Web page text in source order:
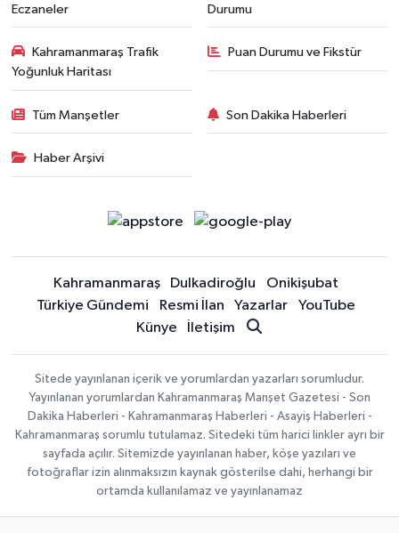
Eczaneler
Durumu
Kahramanmaraş Trafik
Yoğunluk Haritası
Puan Durumu ve Fikstür
Tüm Manşetler Son Dakika Haberleri
Haber Arşivi
Kahramanmaraş Dulkadiroğlu
Onikişubat
Türkiye Gündemi
Resmi İlan Yazarlar
YouTube
Künye
İletişim
Sitede yayınlanan içerik ve yorumlardan yazarları sorumludur.
Yayınlanan yorumlardan Kahramanmaraş Manşet Gazetesi - Son
Dakika Haberleri - Kahramanmaraş Haberleri - Asayiş Haberleri -
Kahramanmaraş sorumlu tutulamaz. Sitedeki tüm harici linkler ayrı bir
sayfada açılır. Sitemizde yayınlanan haber, köşe yazıları ve
fotoğraflar izin alınmaksızın kaynak gösterilse dahi, herhangi bir
ortamda kullanılamaz ve yayınlanamaz